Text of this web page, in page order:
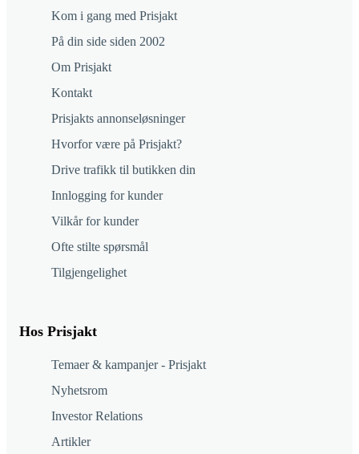
Kom i gang med Prisjakt
På din side siden 2002
Om Prisjakt
Kontakt
Prisjakts annonseløsninger
Hvorfor være på Prisjakt?
Drive trafikk til butikken din
Innlogging for kunder
Vilkår for kunder
Ofte stilte spørsmål
Tilgjengelighet
Hos Prisjakt
Temaer & kampanjer - Prisjakt
Nyhetsrom
Investor Relations
Artikler